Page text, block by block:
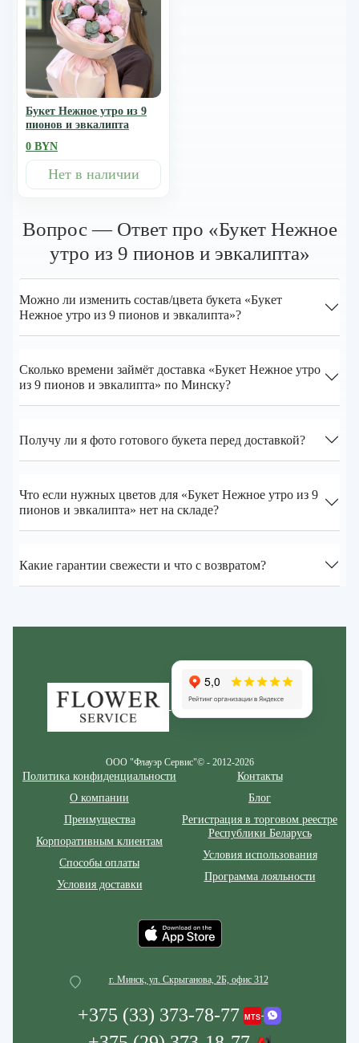
Букет Нежное утро из 9
пионов и эвкалипта
0 BYN
Нет в наличии
Вопрос — Ответ про «Букет Нежное
утро из 9 пионов и эвкалипта»
Можно ли изменить состав/цвета букета «Букет
Нежное утро из 9 пионов и эвкалипта»?
Сколько времени займёт доставка «Букет Нежное утро
из 9 пионов и эвкалипта» по Минску?
Получу ли я фото готового букета перед доставкой?
Что если нужных цветов для «Букет Нежное утро из 9
пионов и эвкалипта» нет на складе?
Какие гарантии свежести и что с возвратом?
ООО "Флауэр Сервис"© - 2012-2026
Политика конфиденциальности
О компании
Преимущества
Корпоративным клиентам
Способы оплаты
Условия доставки
Контакты
Блог
Регистрация в торговом реестре
Республики Беларусь
Условия использования
Программа лояльности
г. Минск, ул. Скрыганова, 2Б, офис 312
+375 (33) 373-78-77